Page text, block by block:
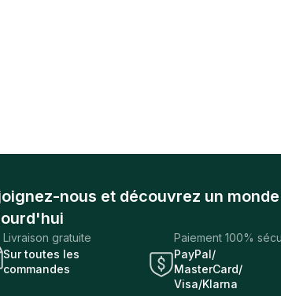
nous et découvrez un
Livraison gratuite
Sur toutes les
commandes
Paiement 100%
PayPal/
MasterCard/
Visa/Klarna